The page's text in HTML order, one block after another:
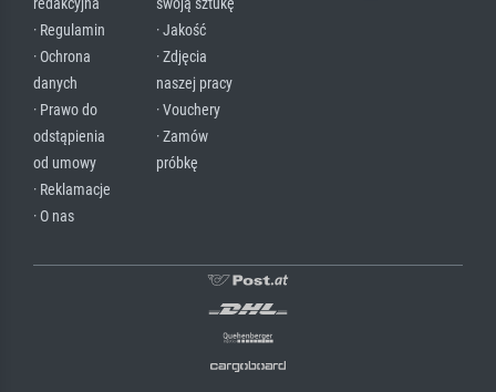
· Regulamin
· Ochrona
danych
· Prawo do
odstąpienia
od umowy
· Reklamacje
· O nas
· Jakość
· Zdjęcia
naszej pracy
· Vouchery
· Zamów
próbkę